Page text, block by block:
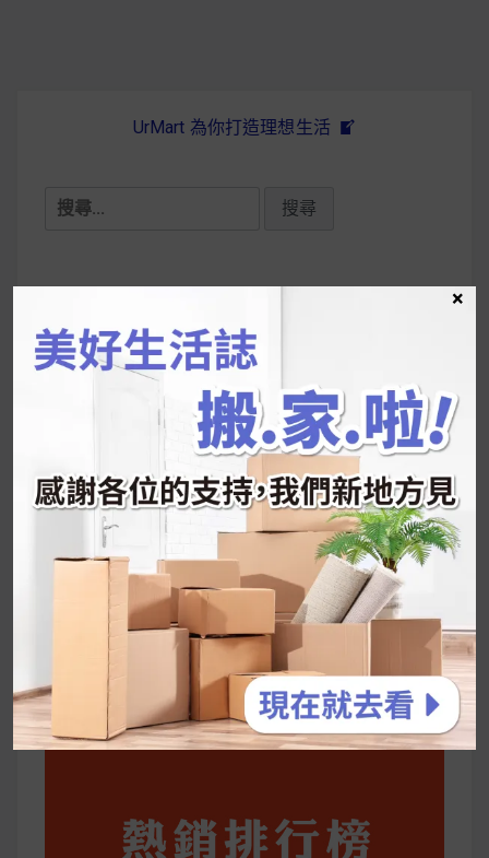
UrMart 為你打造理想生活
搜
鍵
韓國人為什麼不容易胖？
推的MZ Diet ！
好吃的蛋白點心還有好玩的運動小遊戲！今年過
年已經等不及帶這盒跟我的親戚、朋友們一起分
享～
2026 過年禮盒推薦｜五款百元健康伴手禮
停用猛健樂後會反彈嗎？作用解析＋停藥後體重
維持全攻略
公主營養師：飲食改變也是能快樂執行的！6 個
你一定要知道的技巧
×